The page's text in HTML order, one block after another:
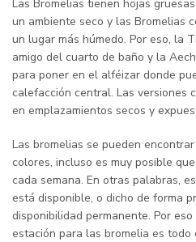
Las Bromelias tienen hojas
un ambiente seco y las Bromelias
un lugar más húmedo. Por eso, la
amigo del cuarto de baño y la
para poner en el alféizar donde
calefacción central. Las versiones
en emplazamientos secos y
Las bromelias se pueden
colores, incluso es muy posible
cada semana. En otras palabras,
está disponible, o dicho de forma
disponibilidad permanente. Por
estación para las bromelia es todo